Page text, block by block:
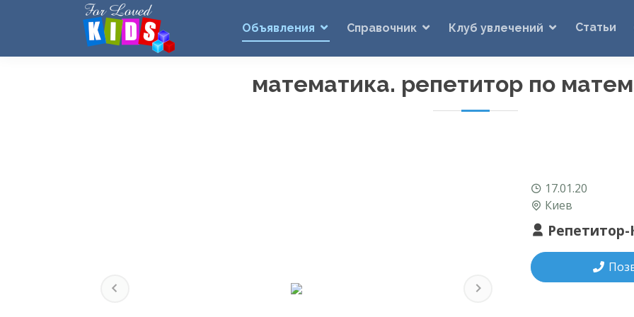
Объявления Справочник Клуб увлечений Статьи
математика. репетитор по
Previous Next
17.01.20
Киев